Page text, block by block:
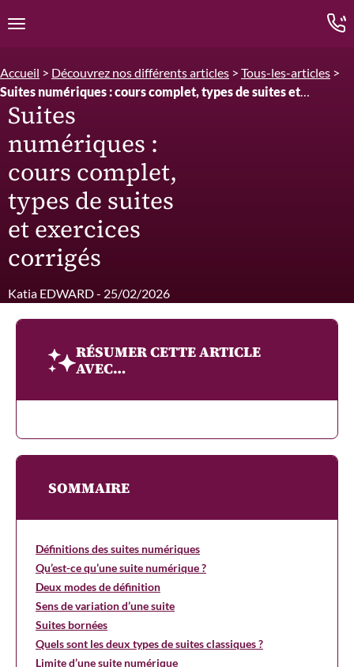
Ouvrir la navigation
Accueil > Découvrez nos différents articles > Tous-les-articles >
Suites numériques : cours complet, types de suites et
exercices corrigés
Suites
numériques :
cours complet,
types de suites
et exercices
corrigés
Katia EDWARD - 25/02/2026
RÉSUMER CETTE ARTICLE
AVEC…
SOMMAIRE
Définitions des suites numériques
Qu’est-ce qu’une suite numérique ?
Deux modes de définition
Sens de variation d’une suite
Suites bornées
Quels sont les deux types de suites classiques ?
Limite d’une suite numérique